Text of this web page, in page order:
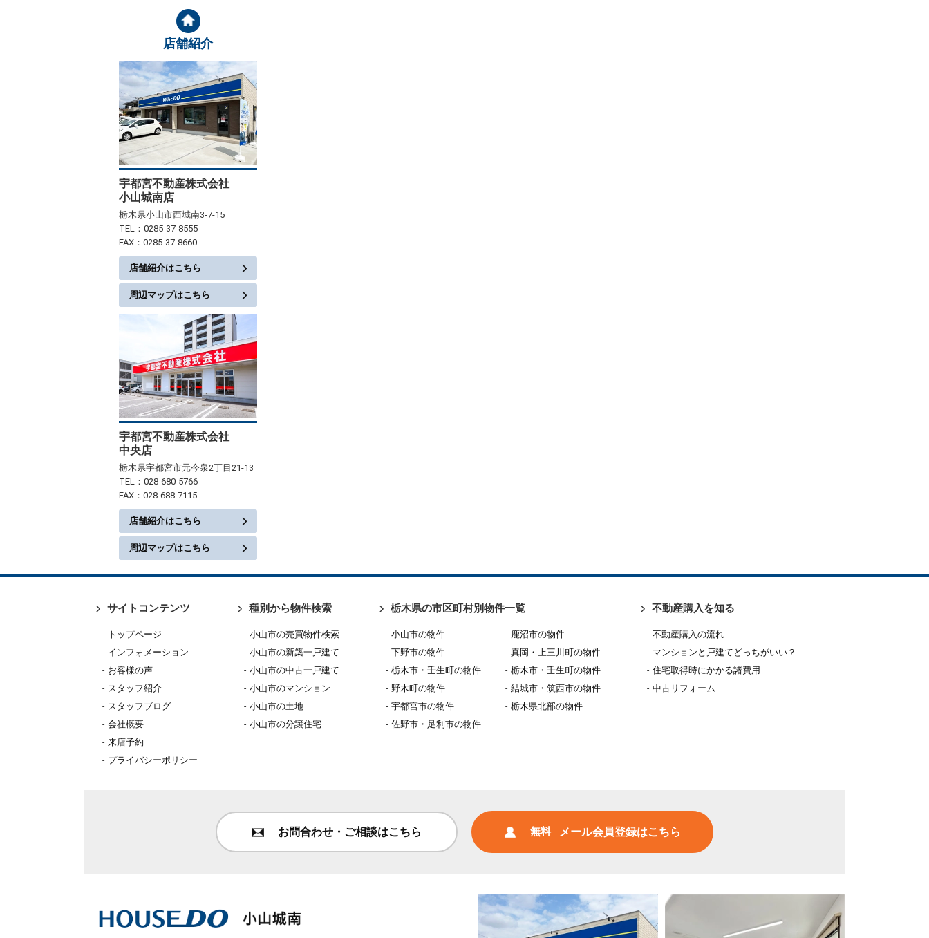
店舗紹介
宇都宮不動産株式会社
小山城南店
栃木県小山市西城南3-7-15
TEL：0285-37-8555
FAX：0285-37-8660
店舗紹介はこちら
周辺マップはこちら
宇都宮不動産株式会社
中央店
栃木県宇都宮市元今泉2丁目21-13
TEL：028-680-5766
FAX：028-688-7115
店舗紹介はこちら
周辺マップはこちら
サイトコンテンツ
トップページ
インフォメーション
お客様の声
スタッフ紹介
スタッフブログ
会社概要
来店予約
プライバシーポリシー
種別から物件検索
小山市の売買物件検索
小山市の新築一戸建て
小山市の中古一戸建て
小山市のマンション
小山市の土地
小山市の分譲住宅
栃木県の市区町村別物件一覧
小山市の物件
下野市の物件
栃木市・壬生町の物件
野木町の物件
宇都宮市の物件
佐野市・足利市の物件
鹿沼市の物件
真岡・上三川町の物件
栃木市・壬生町の物件
結城市・筑西市の物件
栃木県北部の物件
不動産購入を知る
不動産購入の流れ
マンションと戸建てどっちがいい？
住宅取得時にかかる諸費用
中古リフォーム
お問合わせ・ご相談はこちら 無料 メール会員登録はこちら